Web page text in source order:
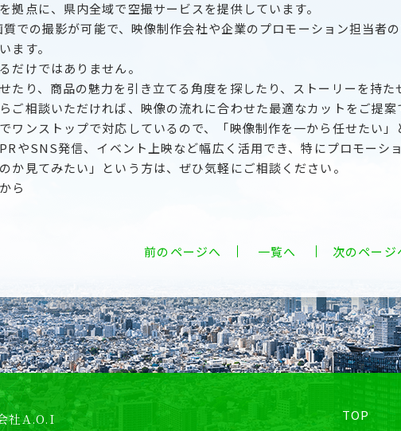
拠点に、県内全域で空撮サービスを提供しています。
での撮影が可能で、映像制作会社や企業のプロモーション担当者
ます。
だけではありません。
たり、商品の魅力を引き立てる角度を探したり、ストーリーを持た
ご相談いただければ、映像の流れに合わせた最適なカットをご提案
ワンストップで対応しているので、「映像制作を一から任せたい」
やSNS発信、イベント上映など幅広く活用でき、特にプロモーシ
か見てみたい」という方は、ぜひ気軽にご相談ください。
ら
前のページへ 一覧へ 次のページ
社A.O.I
TOP